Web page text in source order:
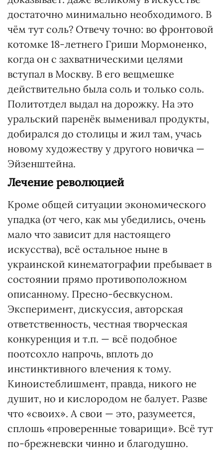
достаточно минимально необходимого. В
чём тут соль? Отвечу точно: во фронтовой
котомке 18-летнего Гриши Мормоненко,
когда он с захватническими целями
вступал в Москву. В его вещмешке
действительно была соль и только соль.
Политотдел выдал на дорожку. На это
уральский паренёк выменивал продукты,
добирался до столицы и жил там, учась
новому художеству у другого новичка —
Эйзенштейна.
Лечение революцией
Кроме общей ситуации экономического
упадка (от чего, как мы убедились, очень
мало что зависит для настоящего
искусства), всё остальное ныне в
украинской кинематографии пребывает в
состоянии прямо противоположном
описанному. Пресно-бесвкусном.
Эксперимент, дискуссия, авторская
ответственность, честная творческая
конкуренция и т.п. — всё подобное
поотсохло напрочь, вплоть до
инстинктивного влечения к тому.
Киноистеблишмент, правда, никого не
душит, но и кислородом не балует. Разве
что «своих». А свои — это, разумеется,
сплошь «проверенные товарищи». Всё тут
по-брежневски чинно и благодушно.